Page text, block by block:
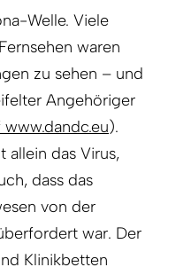
Welle. Viele
waren
zu sehen – und
Angehöriger
www.dandc.eu).
allein das Virus,
dass das
von der
war. Der
Klinikbetten